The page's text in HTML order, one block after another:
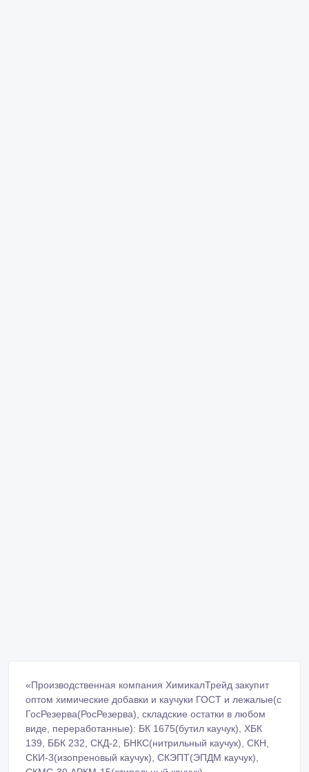
«Производственная компания ХимикалТрейд закупит
оптом химические добавки и каучуки ГОСТ и лежалые(с
ГосРезерва(РосРезерва), складские остатки в любом
виде, переработанные): БК 1675(бутил каучук), ХБК
139, ББК 232, СКД-2, БНКС(нитрильный каучук), СКН,
СКИ-3(изопреновый каучук), СКЭПТ(ЭПДМ каучук),